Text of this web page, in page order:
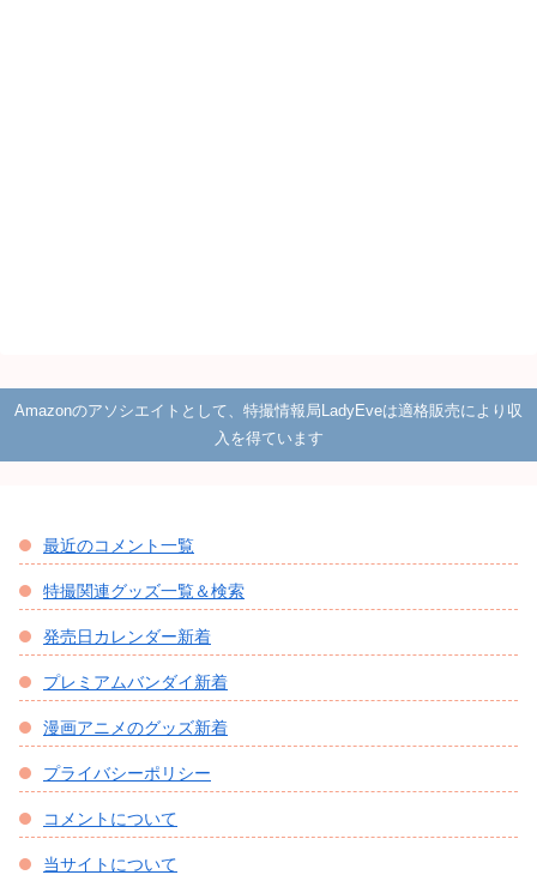
Amazonのアソシエイトとして、特撮情報局LadyEveは適格販売により収
入を得ています
最近のコメント一覧
特撮関連グッズ一覧＆検索
発売日カレンダー新着
プレミアムバンダイ新着
漫画アニメのグッズ新着
プライバシーポリシー
コメントについて
当サイトについて